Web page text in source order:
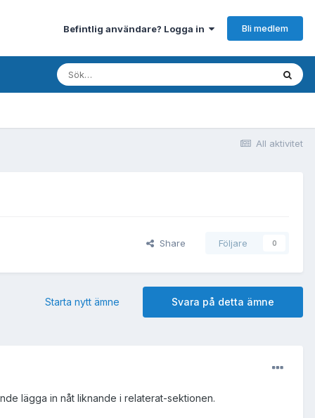
Befintlig användare? Logga in Bli medlem
All aktivitet
Share Följare 0
Svara på detta ämne
Starta nytt ämne
lägga in nåt liknande i relaterat-sektionen.